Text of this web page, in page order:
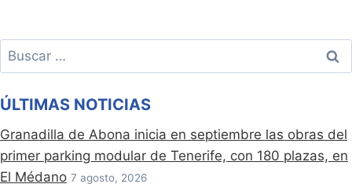
Buscar:
ÚLTIMAS NOTICIAS
Granadilla de Abona inicia en septiembre las obras del
primer parking modular de Tenerife, con 180 plazas, en
El Médano 7 agosto, 2026